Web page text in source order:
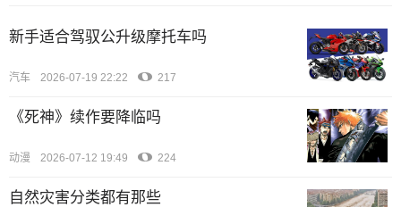
新手适合驾驭公升级摩托车吗
汽车 2026-07-19 22:22 217
《死神》续作要降临吗
动漫 2026-07-12 19:49 224
自然灾害分类都有那些